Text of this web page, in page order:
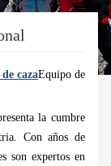
cazaEquipo de
la cumbre
Con años de
son expertos en